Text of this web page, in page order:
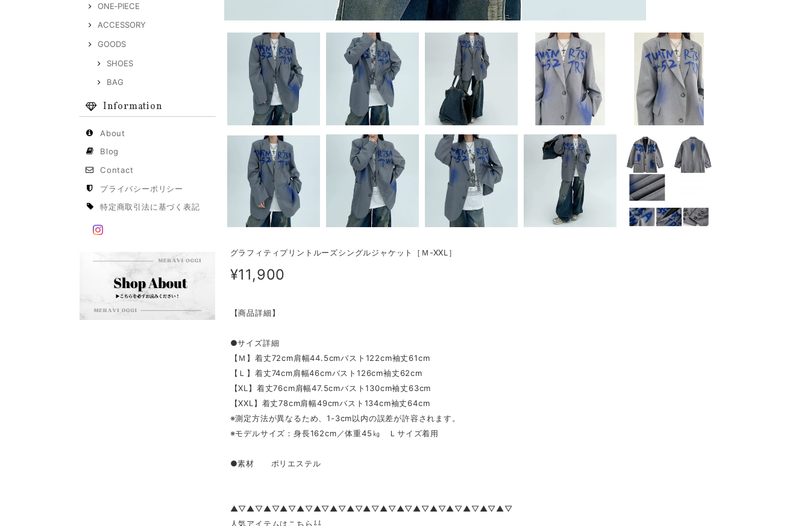
ONE‐PIECE
ACCESSORY
GOODS
SHOES
BAG
Information
About
Blog
Contact
プライバシーポリシー
特定商取引法に基づく表記
グラフィティプリントルーズシングルジャケット［Ｍ-XXL］
¥11,900
【商品詳細】
●サイズ詳細
【Ｍ】着丈72cm肩幅44.5cmバスト122cm袖丈61cm
【Ｌ】着丈74cm肩幅46cmバスト126cm袖丈62cm
【XL】着丈76cm肩幅47.5cmバスト130cm袖丈63cm
【XXL】着丈78cm肩幅49cmバスト134cm袖丈64cm
※測定方法が異なるため、1-3cm以内の誤差が許容されます。
※モデルサイズ：身長162cm／体重45㎏ Ｌサイズ着用
●素材 ポリエステル
▲▽▲▽▲▽▲▽▲▽▲▽▲▽▲▽▲▽▲▽▲▽▲▽▲▽▲▽▲▽▲▽▲▽
人気アイテムはこちら⇩⇩